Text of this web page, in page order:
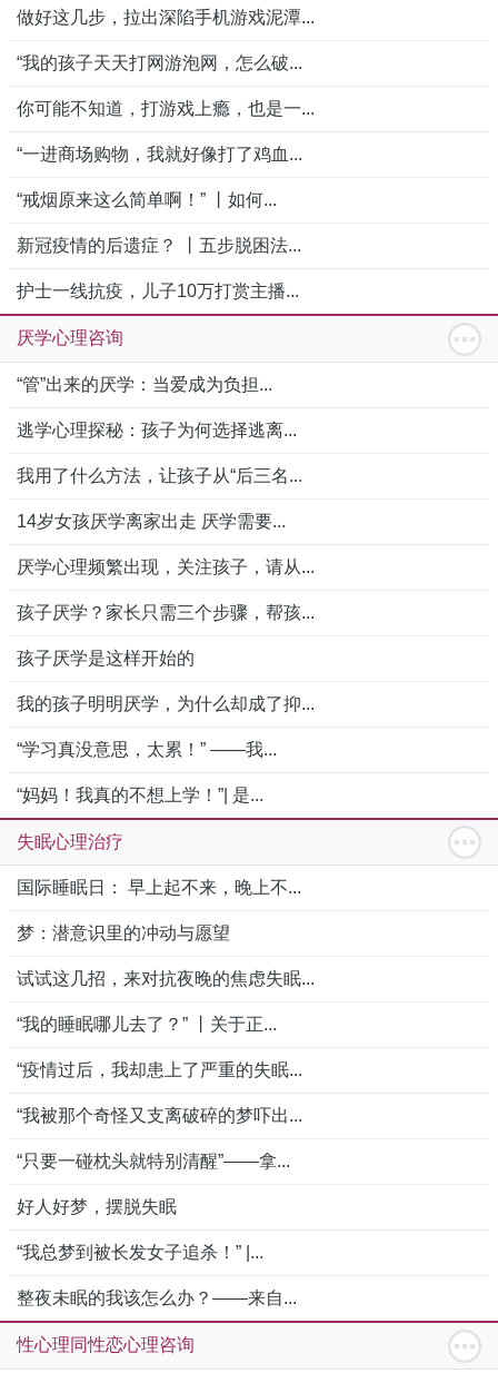
做好这几步，拉出深陷手机游戏泥潭...
“我的孩子天天打网游泡网，怎么破...
你可能不知道，打游戏上瘾，也是一...
“一进商场购物，我就好像打了鸡血...
“戒烟原来这么简单啊！” 丨如何...
新冠疫情的后遗症？ 丨五步脱困法...
护士一线抗疫，儿子10万打赏主播...
厌学心理咨询
“管”出来的厌学：当爱成为负担...
逃学心理探秘：孩子为何选择逃离...
我用了什么方法，让孩子从“后三名...
14岁女孩厌学离家出走 厌学需要...
厌学心理频繁出现，关注孩子，请从...
孩子厌学？家长只需三个步骤，帮孩...
孩子厌学是这样开始的
我的孩子明明厌学，为什么却成了抑...
“学习真没意思，太累！” ——我...
“妈妈！我真的不想上学！”| 是...
失眠心理治疗
国际睡眠日： 早上起不来，晚上不...
梦：潜意识里的冲动与愿望
试试这几招，来对抗夜晚的焦虑失眠...
“我的睡眠哪儿去了？” 丨关于正...
“疫情过后，我却患上了严重的失眠...
“我被那个奇怪又支离破碎的梦吓出...
“只要一碰枕头就特别清醒”——拿...
好人好梦，摆脱失眠
“我总梦到被长发女子追杀！” |...
整夜未眠的我该怎么办？——来自...
性心理同性恋心理咨询